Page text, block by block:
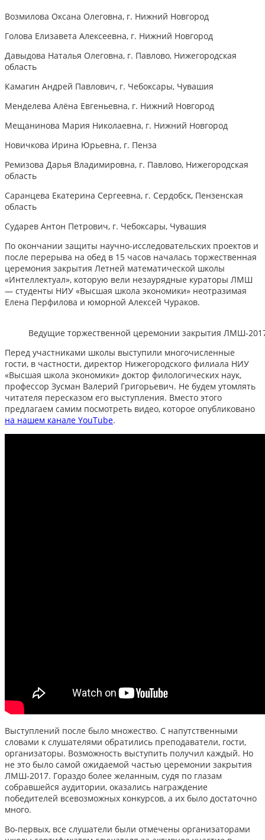
Возмилова Оксана Олеговна, г. Нижний Новгород
Голова Елизавета Алексеевна, г. Нижний Новгород
Давыдова Наталья Олеговна, г. Павлово, Нижегородская
область
Камагин Андрей Павлович, г. Чебоксары, Чувашия
Менделева Алёна Евгеньевна, г. Нижний Новгород
Мещанинова Мария Николаевна, г. Нижний Новгород
Новичкова Ирина Юрьевна, г. Пенза
Ремизова Дарья Владимировна, г. Павлово, Нижегородская
область
Саранцева Екатерина Сергеевна, г. Сердобск, Пензенская
область
Сударев Антон Петрович, г. Чебоксары, Чувашия
По окончании защиты научно-исследовательских проектов и
после перерыва на обед в 15 часов началась торжественная
церемония закрытия Летней математической школы
«Интеллектуал», которую вели незаурядные кураторы ЛМШ
— студенты НИУ «Высшая школа экономики» неотразимая
Елена Перфилова и юморной Алексей Чураков.
Ведущие торжественной церемонии закрытия ЛМШ-
Перед участниками школы выступили многочисленные
гости, в частности, директор Нижегородского филиала НИУ
«Высшая школа экономики» доктор филологических наук,
профессор Зусман Валерий Григорьевич. Не будем утомлять
читателя пересказом его выступления. Вместо этого
предлагаем самим посмотреть видео, которое опубликовано
на нашем канале YouTube.
Выступлений после было множество. С напутственными
словами к слушателями обратились преподаватели, гости,
организаторы. Возможность выступить получил каждый. Но
не это было самой ожидаемой частью церемонии закрытия
ЛМШ-2017. Гораздо более желанным, судя по глазам
собравшейся аудитории, оказались награждение
победителей всевозможных конкурсов, а их было достаточно
много.
Во-первых, все слушатели были отмечены организаторами